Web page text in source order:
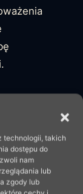
technologii, takich
dostępu do
nam
lub
zgody lub
które
że